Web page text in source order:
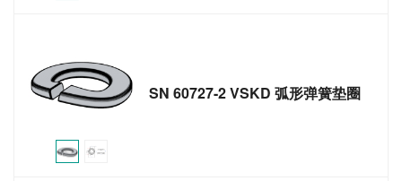
SN 60727-2 VSKD 弧形弹簧垫圈